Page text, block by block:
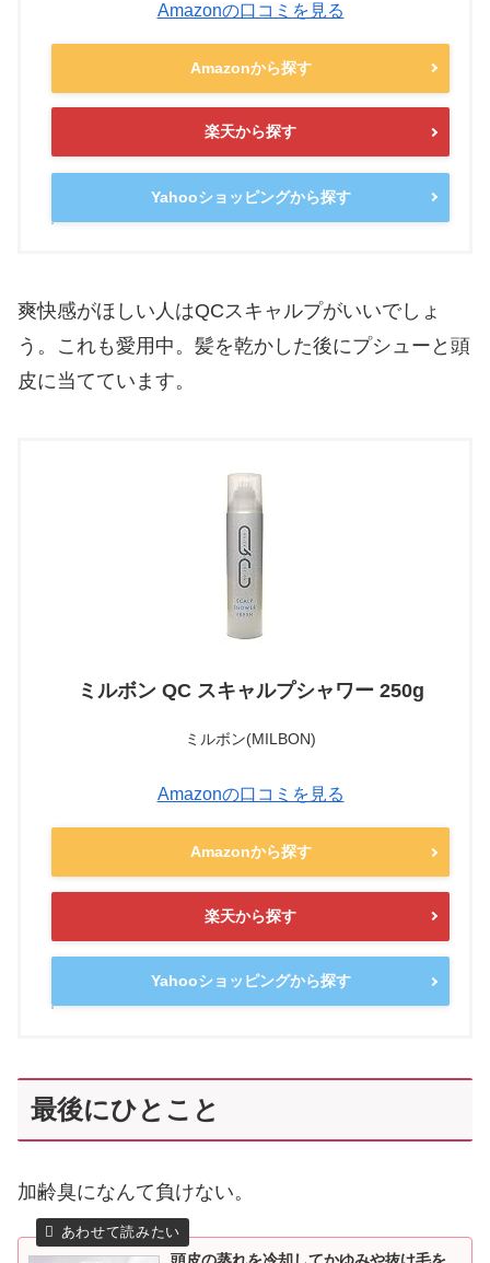
Amazonの口コミを見る
Amazonから探す
楽天から探す
Yahooショッピングから探す
爽快感がほしい人はQCスキャルプがいいでしょ
う。これも愛用中。髪を乾かした後にプシューと頭
皮に当てています。
ミルボン QC スキャルプシャワー 250g
ミルボン(MILBON)
Amazonの口コミを見る
Amazonから探す
楽天から探す
Yahooショッピングから探す
最後にひとこと
加齢臭になんて負けない。